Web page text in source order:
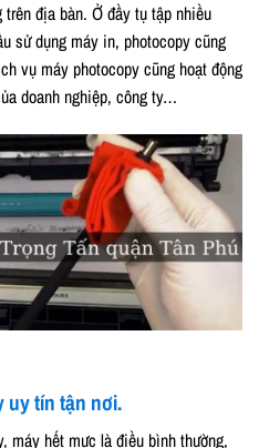
địa bàn. Ở đầy tụ tập nhiều
sử dụng máy in, photocopy cũng
vụ máy photocopy cũng hoạt động
doanh nghiệp, công ty…
uy tín tận nơi.
máy hết mực là điều bình thường,